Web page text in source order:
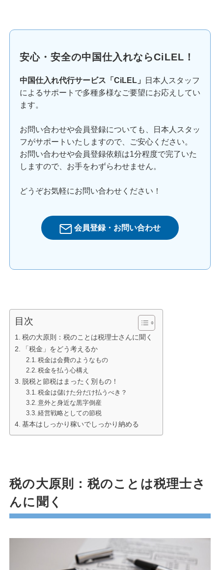
安心・安全の中国仕入れならCiLEL！
中国仕入れ代行サービス「CiLEL」
日本人スタッフ
によるサポートで多種多様なご要望にお応えしてい
ます。
お問い合わせや会員登録についても、日本人スタッ
フがサポートいたしますので、ご安心ください。
お問い合わせや会員登録依頼は1分程度で完了いた
しますので、お手をわずらわせません。
どうぞお気軽にお問い合わせください！
会員登録・お問い合わせ
目次
税の大原則：税のことは税理士さんに聞く
「税金」をどう考えるか
税金は会費のようなもの
税金を払う心構え
脱税と節税はまったく別もの！
税金は儲けた分だけ払うべき？
意外と身近な黒字倒産
経営戦略としての節税
基本はしっかり稼いでしっかり納める
税の大原則：税のことは税理士さ
んに聞く